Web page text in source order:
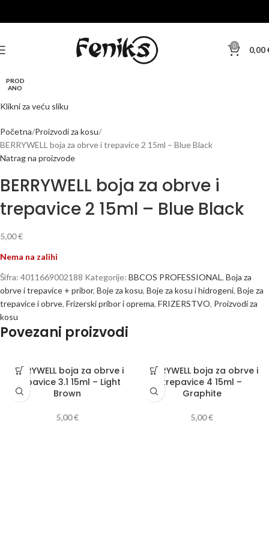
0 0,00
PROD
ANO
Klikni za veću sliku
Početna Proizvodi za kosu
BERRYWELL boja za obrve i trepavice 2 15ml – Blue Black
Natrag na proizvode
BERRYWELL boja za obrve i
trepavice 2 15ml – Blue Black
5,00€
Nema na zalihi
Šifra: 4011669002188 Kategorije: BBCOS PROFESSIONAL, Boja za
obrve i trepavice + pribor, Boje za kosu, Boje za kosu i hidrogeni, Boje za
trepavice i obrve, Frizerski pribor i oprema, FRIZERSTVO, Proizvodi za
kosu
Povezani proizvodi
BERRYWELL boja za obrve i
trepavice 3.1 15ml – Light
Brown
5,00€
BERRYWELL boja za obrve i
trepavice 4 15ml –
Graphite
5,00€